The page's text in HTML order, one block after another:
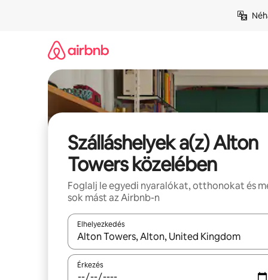
Szálláshelyek a(z) Alton
Towers közelében
Foglalj le egyedi nyaralókat, otthonokat és
sok mást az Airbnb-n
Elhelyezkedés
Az eredmények között a felfelé és a lefelé
Érkezés